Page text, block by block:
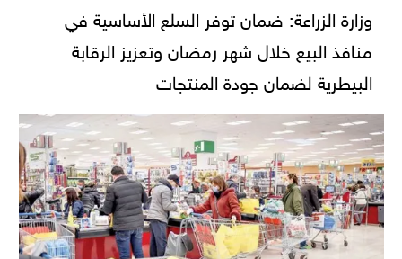
وزارة الزراعة: ضمان توفر السلع الأساسية في
منافذ البيع خلال شهر رمضان وتعزيز الرقابة
البيطرية لضمان جودة المنتجات